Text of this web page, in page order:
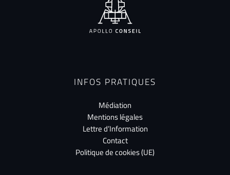
INFOS PRATIQUES
Médiation
Mentions légales
Lettre d’Information
Contact
Politique de cookies (UE)